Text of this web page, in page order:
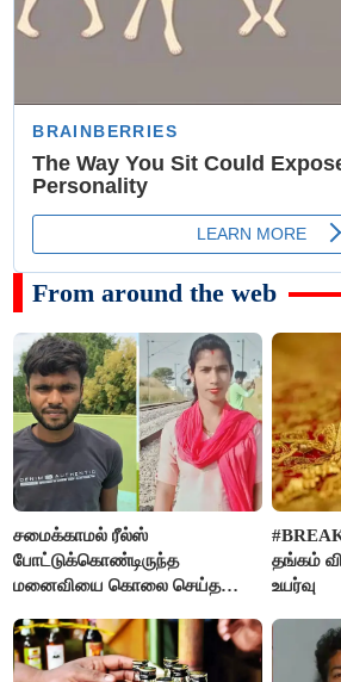
From around the web
சமைக்காமல் ரீல்ஸ்
போட்டுக்கொண்டிருந்த
மனைவியை கொலை செய்த
தங்கம்
உயர்வு